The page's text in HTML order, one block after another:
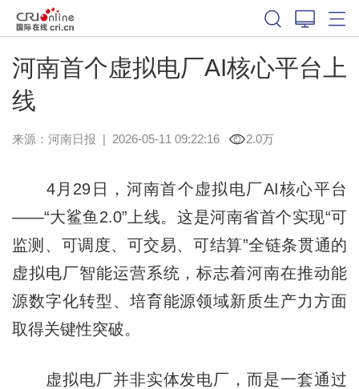
河南首个虚拟电厂AI核心平台上
线
来源： 河南日报 | 2026-05-11 09:22:16 2.0万
4月29日，河南首个虚拟电厂AI核心平台
——“大鲨鱼2.0”上线。这是河南省首个实现“可
监测、可调度、可交易、可结算”全链条贯通的
虚拟电厂智能运营系统，标志着河南在推动能
源数字化转型、培育能源领域新质生产力方面
取得关键性突破。
虚拟电厂并非实体发电厂，而是一套通过